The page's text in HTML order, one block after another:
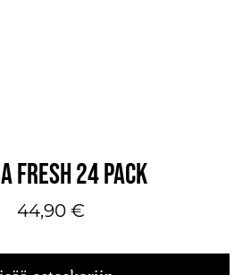
FRESH 24 PACK
44,90 €